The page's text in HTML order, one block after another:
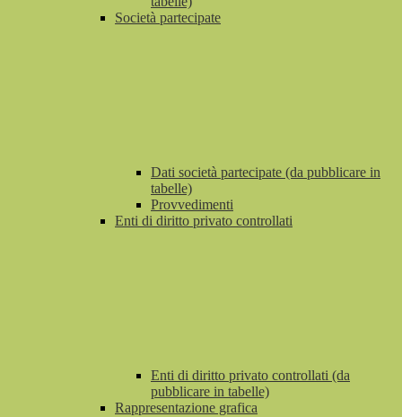
Società partecipate
Dati società partecipate (da pubblicare in
tabelle)
Provvedimenti
Enti di diritto privato controllati
Enti di diritto privato controllati (da
pubblicare in tabelle)
Rappresentazione grafica